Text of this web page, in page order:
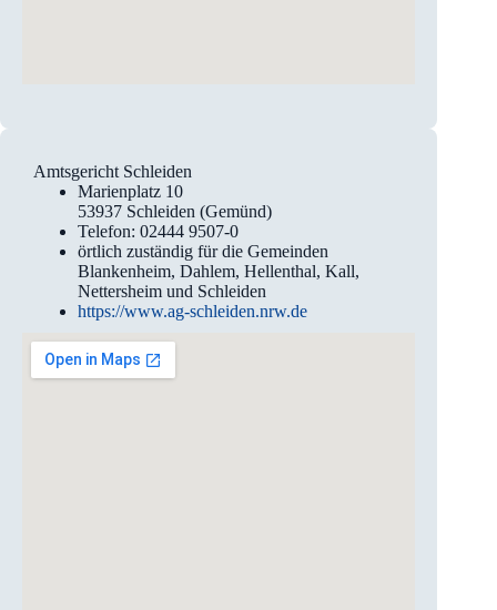
Amtsgericht Schleiden
Marienplatz 10
53937 Schleiden (Gemünd)
Telefon: 02444 9507-0
örtlich zuständig für die Gemeinden
Blankenheim, Dahlem, Hellenthal, Kall,
Nettersheim und Schleiden
https://www.ag-schleiden.nrw.de